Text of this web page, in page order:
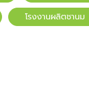
โรงงานผลิตชานม